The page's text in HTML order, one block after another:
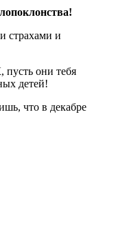
страхами и
они тебя
детей!
что в декабре